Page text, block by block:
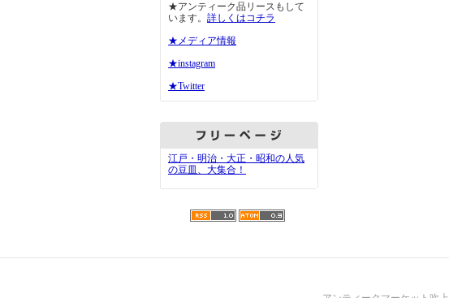
★アンティーク品リースもして
います。 詳しくはコチラ
★メディア情報
★instagram
★Twitter
江戸・明治・大正・昭和の人気
の豆皿、大集合！